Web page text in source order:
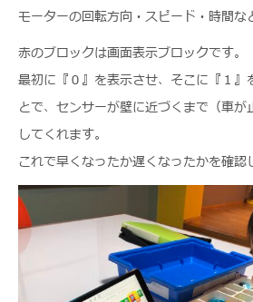
モーターの回転方向・スピード・時間な
赤のブロックは画面表示ブロックです。
最初に『０』を表示させ、そこに『１』
とで、センサーが壁に近づくまで（車
してくれます。
これで早くなったか遅くなったかを確認